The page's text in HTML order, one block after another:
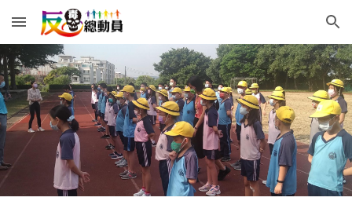
Skip to main content Skip to navigation